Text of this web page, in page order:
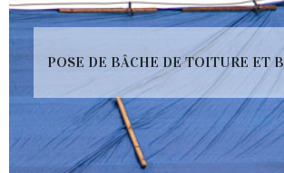
POSE DE BÂCHE DE TOITURE ET